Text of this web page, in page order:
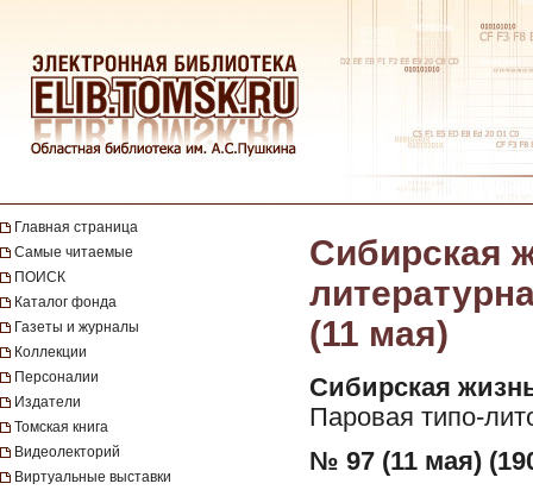
Главная страница
Самые читаемые
ПОИСК
Каталог фонда
Газеты и журналы
Коллекции
Персоналии
Издатели
Томская книга
Видеолекторий
Виртуальные выставки
Сибирская
(11 мая)
Сибирская
Паровая типо-
№ 97 (11 мая)